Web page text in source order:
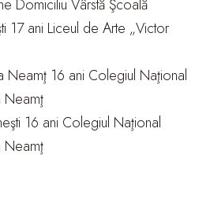
Domiciliu Vârstă Şcoală
17 ani Liceul de Arte „Victor
Neamţ 16 ani Colegiul Naţional
Neamţ
16 ani Colegiul Naţional
Neamţ